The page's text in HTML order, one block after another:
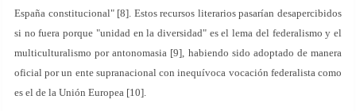
España constitucional" [8]. Estos recursos literarios pasarían desapercibidos
si no fuera porque "unidad en la diversidad" es el lema del federalismo y el
multiculturalismo por antonomasia [9], habiendo sido adoptado de manera
oficial por un ente supranacional con inequívoca vocación federalista como
es el de la Unión Europea [10].